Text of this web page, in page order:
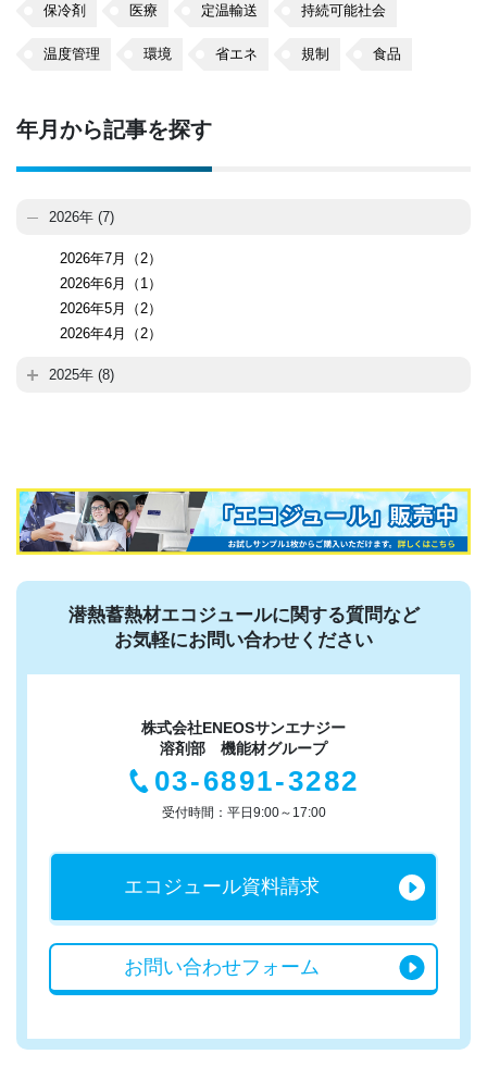
保冷剤 医療 定温輸送 持続可能社会
温度管理 環境 省エネ 規制 食品
年月から記事を探す
2026年 (7)
2026年7月（2）
2026年6月（1）
2026年5月（2）
2026年4月（2）
2025年 (8)
潜熱蓄熱材エコジュールに関する質問など
お気軽にお問い合わせください
株式会社ENEOSサンエナジー
溶剤部 機能材グループ
03-6891-3282
受付時間：平日9:00～17:00
エコジュール資料請求
お問い合わせフォーム